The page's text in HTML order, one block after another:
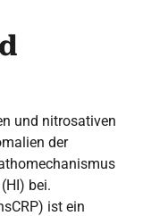
und nitrosativen
der
bei.
ist ein